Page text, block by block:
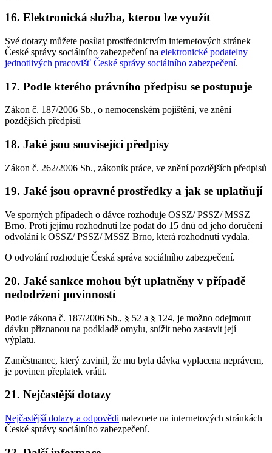
16. Elektronická služba, kterou lze využít
Své dotazy můžete posílat prostřednictvím internetových stránek
České správy sociálního zabezpečení na elektronické podatelny
jednotlivých pracovišť České správy sociálního zabezpečení.
17. Podle kterého právního předpisu se postupuje
Zákon č. 187/2006 Sb., o nemocenském pojištění, ve znění
pozdějších předpisů
18. Jaké jsou související předpisy
Zákon č. 262/2006 Sb., zákoník práce, ve znění pozdějších předpisů
19. Jaké jsou opravné prostředky a jak se uplatňují
Ve sporných případech o dávce rozhoduje OSSZ/ PSSZ/ MSSZ
Brno. Proti jejímu rozhodnutí lze podat do 15 dnů od jeho doručení
odvolání k OSSZ/ PSSZ/ MSSZ Brno, která rozhodnutí vydala.
O odvolání rozhoduje Česká správa sociálního zabezpečení.
20. Jaké sankce mohou být uplatněny v případě
nedodržení povinností
Podle zákona č. 187/2006 Sb., § 52 a § 124, je možno odejmout
dávku přiznanou na podkladě omylu, snížit nebo zastavit její
výplatu.
Zaměstnanec, který zavinil, že mu byla dávka vyplacena neprávem,
je povinen přeplatek vrátit.
21. Nejčastější dotazy
Nejčastější dotazy a odpovědi naleznete na internetových stránkách
České správy sociálního zabezpečení.